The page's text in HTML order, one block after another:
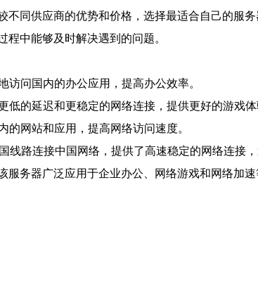
同供应商的优势和价格，选择最适合自己的服务
中能够及时解决遇到的问题。
问国内的办公应用，提高办公效率。
的延迟和更稳定的网络连接，提供更好的游戏体
网站和应用，提高网络访问速度。
路连接中国网络，提供了高速稳定的网络连接
务器广泛应用于企业办公、网络游戏和网络加